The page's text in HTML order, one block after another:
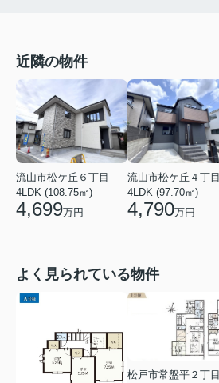
近隣の物件
流山市松ケ丘６丁目
4LDK (108.75㎡)
4,699万円
流山市松ケ丘４丁目
4LDK (97.70㎡)
4,790万円
よく見られている物件
松戸市常盤平２丁目